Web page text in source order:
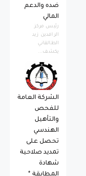
ضده والدعم
المالي
رئيس مركز
الرافدين زيد
الطالقاني
يكشف...
الشركة العامة
للفحص
والتأهيل
الهندسي
تحصل على
تمديد صلاحية
شهادة
المطابقة *